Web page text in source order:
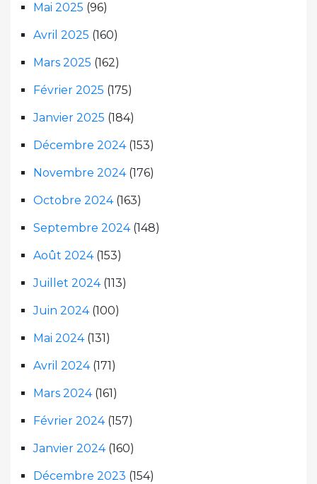
Mai 2025 (96)
Avril 2025 (160)
Mars 2025 (162)
Février 2025 (175)
Janvier 2025 (184)
Décembre 2024(153)
Novembre 2024(176)
Octobre 2024(163)
Septembre 2024(148)
Août 2024(153)
Juillet 2024(113)
Juin 2024(100)
Mai 2024(131)
Avril 2024(171)
Mars 2024(161)
Février 2024(157)
Janvier 2024(160)
Décembre 2023 (154)